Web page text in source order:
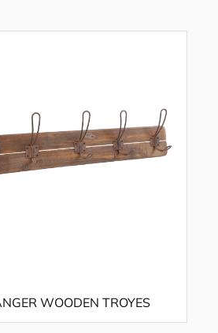
WOODEN TROYES